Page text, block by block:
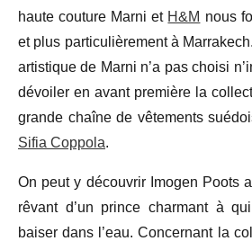
haute couture Marni et H&M nous
et plus particulièrement à
artistique de Marni n’a pas choisi
dévoiler en avant première la
grande chaîne de vêtements
Sifia Coppola.
On peut y découvrir Imogen Poots
rêvant d’un prince charmant à
baiser dans l’eau. Concernant la